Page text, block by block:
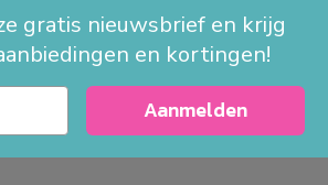
gratis nieuwsbrief en krijg
en kortingen!
Aanmelden